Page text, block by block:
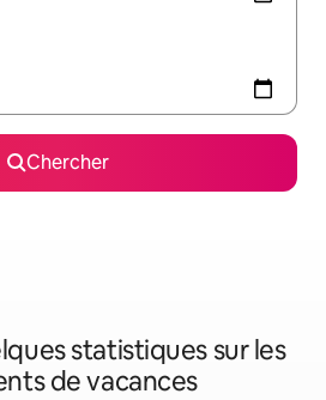
Chercher
statistiques sur les
de vacances